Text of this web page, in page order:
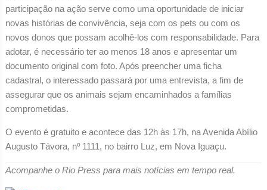
participação na ação serve como uma oportunidade de iniciar
novas histórias de convivência, seja com os pets ou com os
novos donos que possam acolhê-los com responsabilidade. Para
adotar, é necessário ter ao menos 18 anos e apresentar um
documento original com foto. Após preencher uma ficha
cadastral, o interessado passará por uma entrevista, a fim de
assegurar que os animais sejam encaminhados a famílias
comprometidas.
O evento é gratuito e acontece das 12h às 17h, na Avenida Abílio
Augusto Távora, nº 1111, no bairro Luz, em Nova Iguaçu.
Acompanhe o Rio Press para mais notícias em tempo real.